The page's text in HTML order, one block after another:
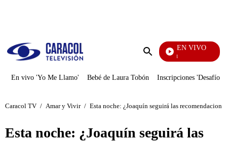
Enviar
EN VIVO
Noticias Caracol
En vivo 'Yo Me Llamo' Bebé de Laura Tobón Inscripciones 'Desafío'
Caracol TV / Amar y Vivir / Esta noche: ¿Joaquín seguirá las
Esta noche: ¿Joaquín seguirá las